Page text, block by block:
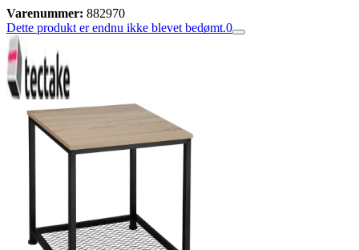
Varenummer: 882970
Dette produkt er endnu ikke blevet bedømt.0